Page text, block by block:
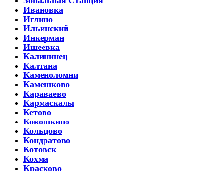
Ивановка
Иглино
Ильинский
Инкерман
Ишеевка
Калининец
Калтана
Каменоломни
Камешково
Караваево
Кармаскалы
Кетово
Кокошкино
Кольцово
Кондратово
Котовск
Кохма
Красково